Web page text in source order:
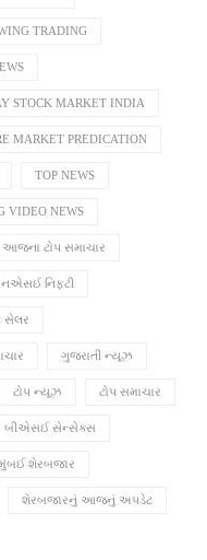
TRADING
STOCK MARKET INDIA
MARKET PREDICATION
TOP NEWS
VIDEO NEWS
આજના ટોપ સમાચાર
નિફ્ટી
ગુજરાતી ન્યૂઝ
ટોપ ન્યૂઝ ટોપ સમાચાર
બીએસઈ સેન્સેક્સ
શેરબજાર
શેરબજારનું આજનું અપડેટ